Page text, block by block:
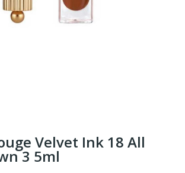
Velvet Ink 18 All
3 5ml